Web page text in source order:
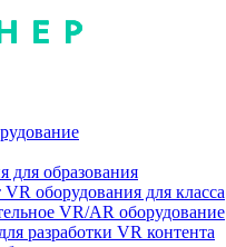
для образования
оборудования для класса
VR/AR оборудование
разработки VR контента